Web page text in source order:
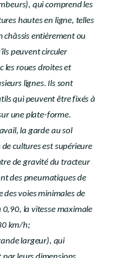
qui comprend les
hautes en ligne, telles
châssis entièrement ou
peuvent circuler
les roues droites et
lignes. Ils sont
qui peuvent être fixés à
une plate-forme.
la garde au sol
cultures est supérieure
de gravité du tracteur
des pneumatiques de
voies minimales de
0,90, la vitesse maximale
km/h;
largeur), qui